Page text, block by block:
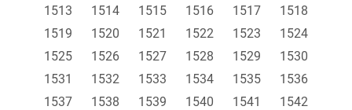
1513
1514 1515 1516 1517
1518
1519
1520 1521 1522 1523
1524
1525
1526 1527 1528 1529
1530
1531
1532 1533 1534 1535
1536
1537
1538 1539 1540 1541
1542